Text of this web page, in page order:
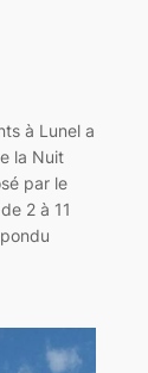
à Lunel a
la Nuit
par le
2 à 11